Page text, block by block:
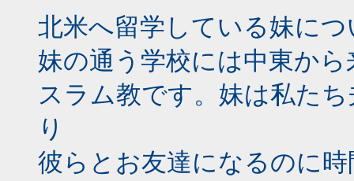
北米へ留学している妹に
妹の通う学校には中東か
スラム教です。妹は私た
り
彼らとお友達になるのに